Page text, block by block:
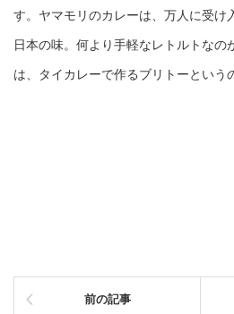
す。ヤマモリのカレーは、万人に受け
日本の味。何より手軽なレトルトなの
は、タイカレーで作るブリトーという
前の記事